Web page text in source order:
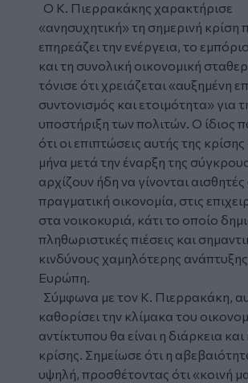
Ο Κ. Πιερρακάκης χαρακτήρισε
«ανησυχητική» τη σημερινή κρίση
επηρεάζει την ενέργεια, το
και τη συνολική οικονομική
τόνισε ότι χρειάζεται «αυξημένη
συντονισμός και ετοιμότητα» για
υποστήριξη των πολιτών. Ο ίδιος
ότι οι επιπτώσεις αυτής της
μήνα μετά την έναρξη της
αρχίζουν ήδη να γίνονται αισθητές
πραγματική οικονομία, στις
στα νοικοκυριά, κάτι το οποίο
πληθωριστικές πιέσεις και
κινδύνους χαμηλότερης
Ευρώπη.
Σύμφωνα με τον Κ. Πιερρακάκη,
καθορίσει την κλίμακα του
αντίκτυπου θα είναι η διάρκεια
κρίσης. Σημείωσε ότι η
υψηλή, προσθέτοντας ότι «κοινή